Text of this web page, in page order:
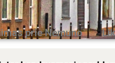
prie Nemuno